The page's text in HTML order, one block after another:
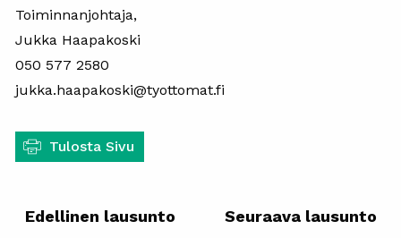
Toiminnanjohtaja,
Jukka Haapakoski
050 577 2580
jukka.haapakoski@tyottomat.fi
Tulosta Sivu
Edellinen lausunto Seuraava lausunto